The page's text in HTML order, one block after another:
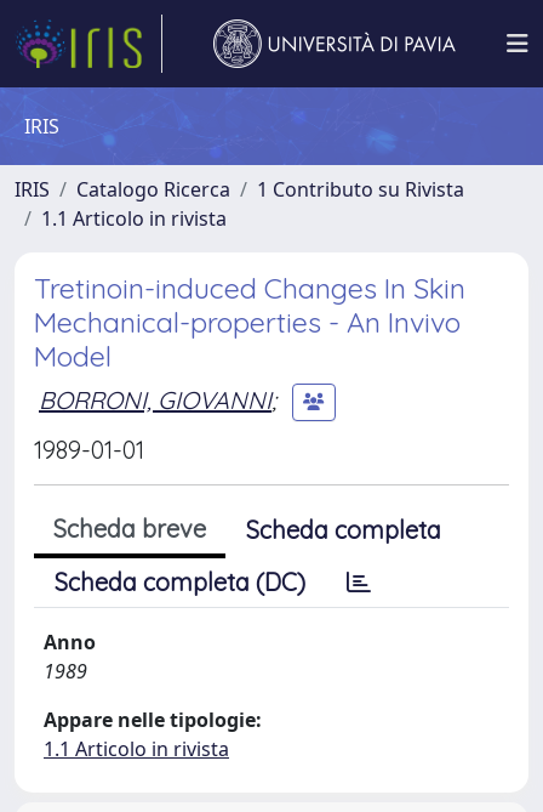
IRIS
IRIS Catalogo Ricerca
1 Contributo su Rivista
1.1 Articolo in rivista
Tretinoin-induced Changes In Skin
Mechanical-properties - An Invivo
Model
BORRONI, GIOVANNI;
1989-01-01
Scheda breve
Scheda completa
Scheda completa (DC)
Anno
1989
Appare nelle tipologie:
1.1 Articolo in rivista